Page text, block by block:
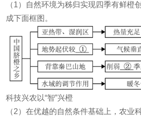
（1）自然环境为秭归实现四季有鲜橙
成下面框图。
科技兴农以“智”兴橙
（2）在优越的自然条件基础上，农业